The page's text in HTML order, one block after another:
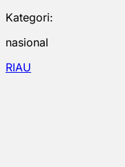
Kategori:
nasional
RIAU